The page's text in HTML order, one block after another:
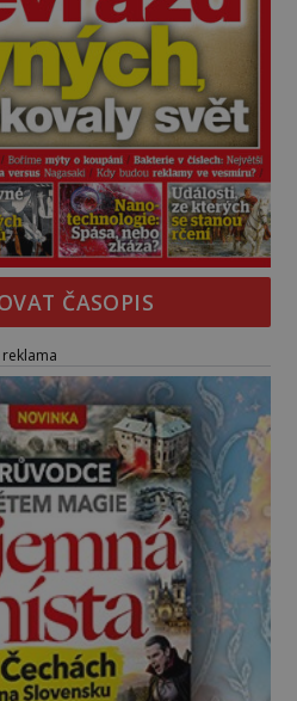
ČASOPIS
reklama